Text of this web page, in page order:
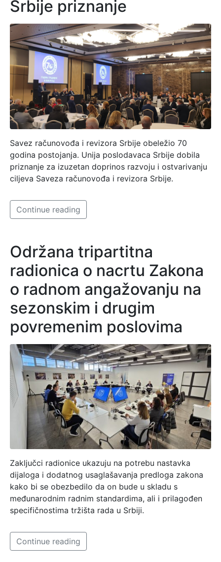
Srbije priznanje
Savez računovođa i revizora Srbije obeležio 70
godina postojanja. Unija poslodavaca Srbije dobila
priznanje za izuzetan doprinos razvoju i ostvarivanju
ciljeva Saveza računovođa i revizora Srbije.
Continue reading
Održana tripartitna
radionica o nacrtu Zakona
o radnom angažovanju na
sezonskim i drugim
povremenim poslovima
Zaključci radionice ukazuju na potrebu nastavka
dijaloga i dodatnog usaglašavanja predloga zakona
kako bi se obezbedilo da on bude u skladu s
međunarodnim radnim standardima, ali i prilagođen
specifičnostima tržišta rada u Srbiji.
Continue reading